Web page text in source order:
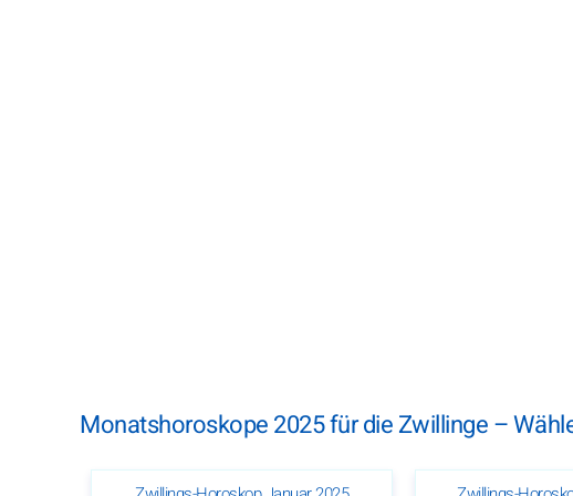
Monatshoroskope 2025 für die Zwillinge –